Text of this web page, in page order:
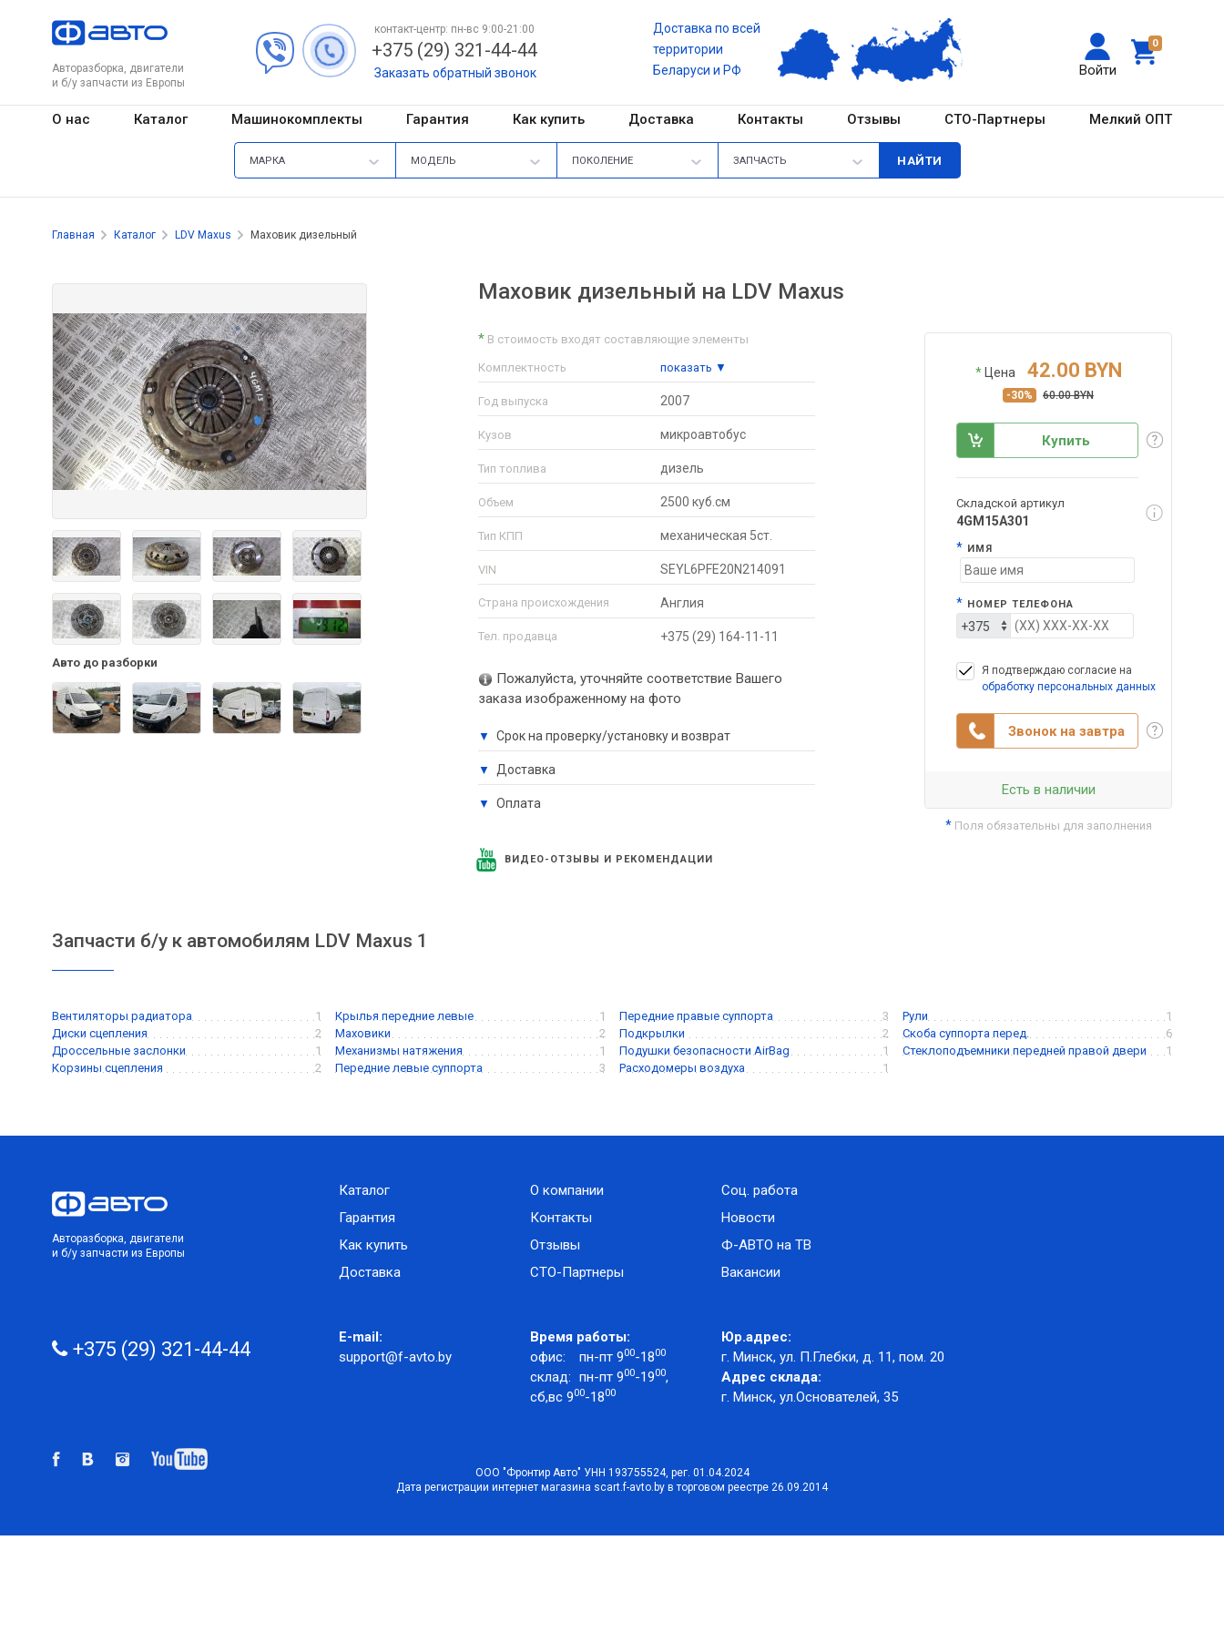
Авторазборка, двигатели
и б/у запчасти из Европы
0
Войти
контакт-центр: пн-вс 9:00-21:00
+375 (29) 321-44-44
Заказать обратный звонок
Доставка по всей
территории
Беларуси и РФ
О нас Каталог Машинокомплекты Гарантия Как купить Доставка Контакты Отзывы СТО-Партнеры Мелкий ОПТ
МАРКА МОДЕЛЬ ПОКОЛЕНИЕ ЗАПЧАСТЬ
Главная Каталог LDV Maxus Маховик дизельный
Авто до разборки
Маховик дизельный на LDV Maxus
* В стоимость входят составляющие элементы
Комплектность показать ▼
Год выпуска 2007
Кузов микроавтобус
Тип топлива дизель
Объем 2500 куб.см
Тип КПП механическая 5ст.
VIN SEYL6PFE20N214091
Страна происхождения Англия
Тел. продавца +375 (29) 164-11-11
Пожалуйста, уточняйте соответствие Вашего
заказа изображенному на фото
▼ Срок на проверку/установку и возврат
▼ Доставка
▼ Оплата
ВИДЕО-ОТЗЫВЫ И РЕКОМЕНДАЦИИ
*Цена 42.00 BYN
-30% 60.00 BYN
Купить
Складской артикул
4GM15A301
* ИМЯ
* НОМЕР ТЕЛЕФОНА
Я подтверждаю согласие на
обработку персональных данных
Звонок на завтра
Есть в наличии
*Поля обязательны для заполнения
Запчасти б/у к автомобилям LDV Maxus 1
Вентиляторы радиатора
1
Диски сцепления
2
Дроссельные заслонки
1
Корзины сцепления
2
Крылья передние левые
1
Маховики
2
Механизмы натяжения
1
Передние левые суппорта
3
Передние правые суппорта
3
Подкрылки
2
Подушки безопасности AirBag
1
Расходомеры воздуха
1
Рули
1
Скоба суппорта перед.
6
Стеклоподъемники передней правой двери
1
Авторазборка, двигатели
и б/у запчасти из Европы
Каталог
Гарантия
Как купить
Доставка
О компании
Контакты
Отзывы
СТО-Партнеры
Соц. работа
Новости
Ф-АВТО на ТВ
Вакансии
+375 (29) 321-44-44
E-mail:
support@f-avto.by
Время работы:
офис:
пн-пт 900-1800
склад: пн-пт 900-1900,
сб,вс 900-1800
Юр.адрес:
г. Минск, ул. П.Глебки, д. 11, пом. 20
Адрес склада:
г. Минск, ул.Основателей, 35
ООО "Фронтир Авто" УНН 193755524, рег. 01.04.2024
Дата регистрации интернет магазина scart.f-avto.by в торговом реестре 26.09.2014